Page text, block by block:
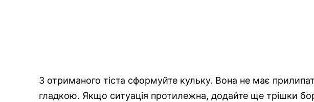
З отриманого тіста сформуйте кульку. Вона не має
гладкою. Якщо ситуація протилежна, додайте ще трішки